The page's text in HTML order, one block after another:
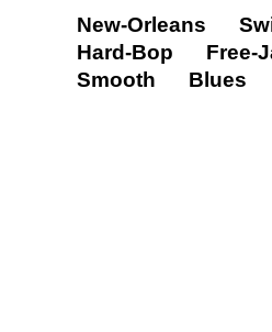
New-Orleans
Hard-Bop
Free-
Smooth
Blues